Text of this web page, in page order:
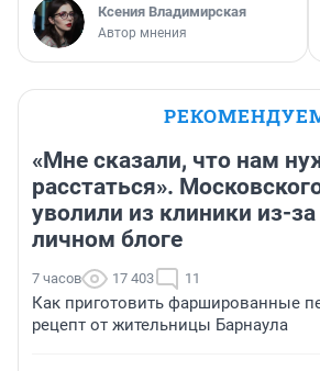
Ксения Владимирская
Автор мнения
«Мне сказали, что нам
расстаться».
уволили из клиники из-
личном блоге
7 часов 17 403 11
Как приготовить фаршированные
рецепт от жительницы Барнаула